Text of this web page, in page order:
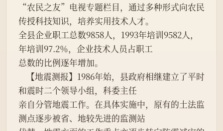
“农民之友”电视专题栏目，通过多种形式向农民
传授科技知识，培养实用技术人才。
全县企业职工总数9858人，1993年培训9582人，
年培训97.2％，企业技术人员占职工
总数的比例逐年增加。
和震时二个领导小组，科委主任
亲自分管地震工作。在具体实施中，原有的土法监
测点逐步被省、地较先进的监测站